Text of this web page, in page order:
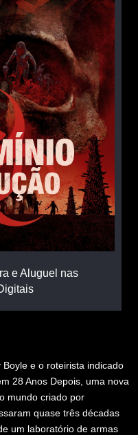
e Aluguel nas
e o roteirista indicado
28 Anos Depois, uma nova
mundo criado por
quase três décadas
um laboratório de armas